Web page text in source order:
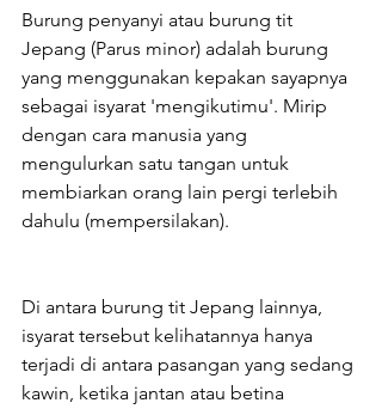
Burung penyanyi atau burung tit
Jepang (Parus minor) adalah burung
yang menggunakan kepakan sayapnya
sebagai isyarat 'mengikutimu'. Mirip
dengan cara manusia yang
mengulurkan satu tangan untuk
membiarkan orang lain pergi terlebih
dahulu (mempersilakan).
Di antara burung tit Jepang lainnya,
isyarat tersebut kelihatannya hanya
terjadi di antara pasangan yang sedang
kawin, ketika jantan atau betina